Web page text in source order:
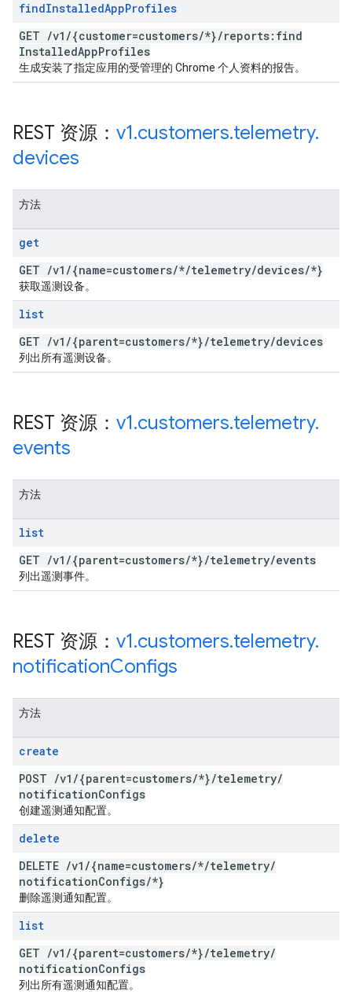
findInstalledAppProfiles
GET /v1 /{customer=customers/*}/reports:find
InstalledAppProfiles
生成安装了指定应用的受管理的 Chrome 个人资料的报告。
REST 资源： v1.customers.telemetry.
devices
方法
get
GET /v1 /{name=customers/*/telemetry/devices/*}
获取遥测设备。
list
GET /v1 /{parent=customers/*}/telemetry/devices
列出所有遥测设备。
REST 资源： v1.customers.telemetry.
events
方法
list
GET /v1 /{parent=customers/*}/telemetry/events
列出遥测事件。
REST 资源： v1.customers.telemetry.
notificationConfigs
方法
create
POST /v1 /{parent=customers/*}/telemetry/
notificationConfigs
创建遥测通知配置。
delete
DELETE /v1 /{name=customers/*/telemetry/
notificationConfigs/*}
删除遥测通知配置。
list
GET /v1 /{parent=customers/*}/telemetry/
notificationConfigs
列出所有遥测通知配置。